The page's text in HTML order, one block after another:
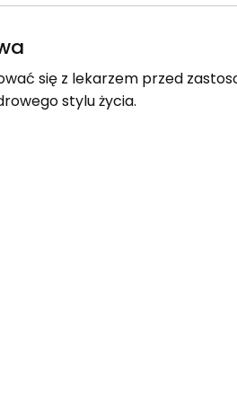
się z lekarzem przed
stylu życia.